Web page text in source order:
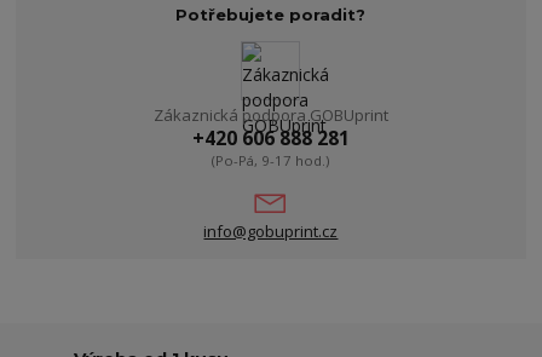
Potřebujete poradit?
Zákaznická podpora GOBUprint
+420 606 888 281
(Po-Pá, 9-17 hod.)
info@gobuprint.cz